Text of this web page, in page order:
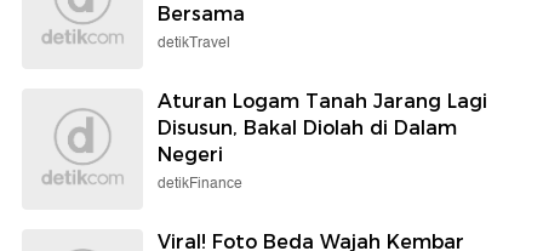
Bersama
detikTravel
Aturan Logam Tanah Jarang Lagi
Disusun, Bakal Diolah di Dalam
Negeri
detikFinance
Viral! Foto Beda Wajah Kembar